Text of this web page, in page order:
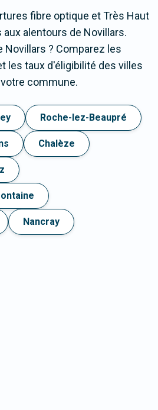
fibre optique et Très Haut
alentours de Novillars.
Novillars ? Comparez les
les taux d'éligibilité des villes
commune.
Roche-lez-Beaupré
Chalèze
Nancray